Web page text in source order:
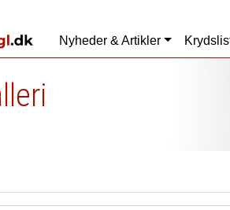
Nyheder & Artikler